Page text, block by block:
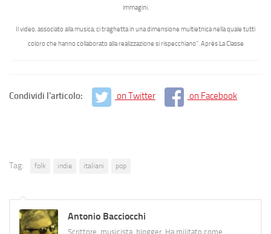
immagini.
Il video, associato alla musica, ci traghetta in una dimensione multietnica nella quale tutti
coloro che hanno collaborato alla realizzazione si rispecchiano“. Après La Classe
Condividi l'articolo: on Twitter on Facebook
Tag: folk indie italiani pop
Antonio Bacciocchi
Scrittore, musicista, blogger. Ha militato come